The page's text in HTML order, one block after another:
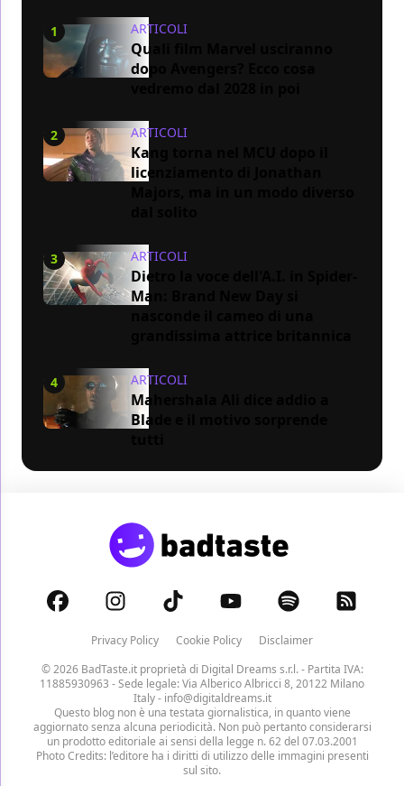
1 ARTICOLI
Quali film Marvel usciranno
dopo Avengers? Ecco cosa
2 ARTICOLI
Kang torna nel MCU dopo il
licenziamento di Jonathan
3 ARTICOLI
Dietro la voce dell'A.I. in Spider-
Man: Brand New Day si
4 ARTICOLI
Mahershala Ali dice addio a
Blade e il motivo sorprende
Privacy Policy Cookie Policy
Disclaimer
© 2026 BadTaste.it proprietà di Digital Dreams s.r.l.- Partita IVA:
11885930963 - Sede legale: Via Alberico Albricci 8, 20122 Milano
Italy - info@digitaldreams.it
Questo blog non è una testata giornalistica, in quanto viene
aggiornato senza alcuna periodicità. Non può pertanto considerarsi
un prodotto editoriale ai sensi della legge n. 62 del 07.03.2001
Photo Credits: l’editore ha i diritti di utilizzo delle immagini presenti
sul sito.